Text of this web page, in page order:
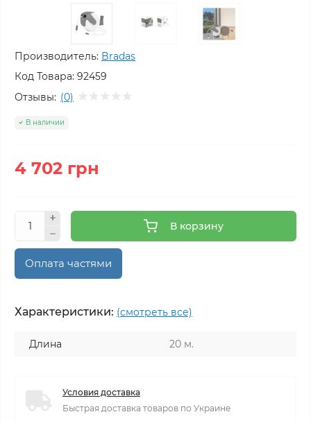
Производитель: Bradas
Код Товара: 92459
Отзывы: (0)
В наличии
4 702 грн
В корзину
Оплата частями
Характеристики: (смотреть все)
Длина 20 м.
Условия доставка
Быстрая доставка товаров по Украине